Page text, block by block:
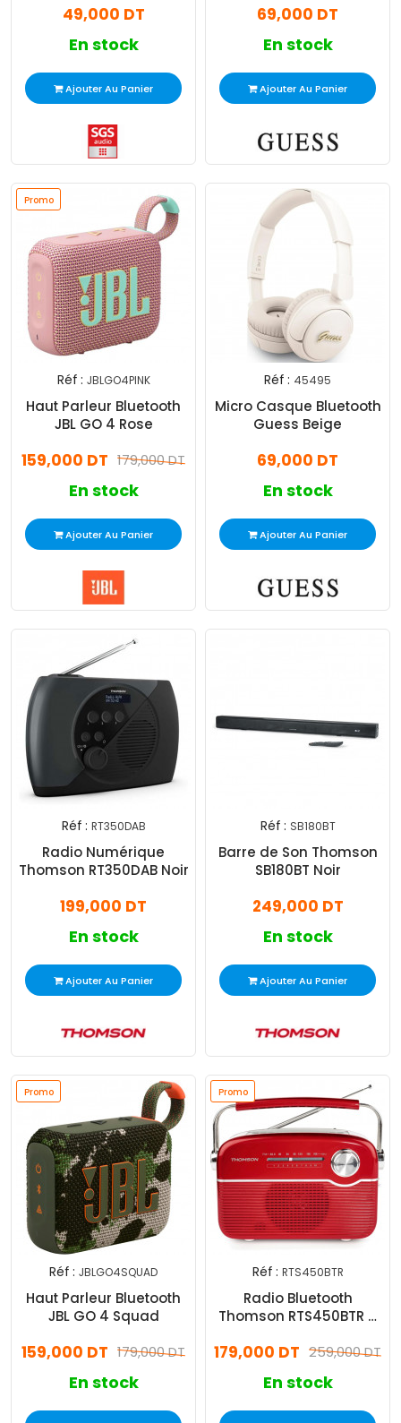
49,000 DT
En stock
Ajouter Au Panier
69,000 DT
En stock
Ajouter Au Panier
Promo
Réf : JBLGO4PINK
Haut Parleur Bluetooth
JBL GO 4 Rose
179,000 DT
159,000 DT
En stock
Ajouter Au Panier
Réf : 45495
Micro Casque Bluetooth
Guess Beige
69,000 DT
En stock
Ajouter Au Panier
Réf : RT350DAB
Radio Numérique
Thomson RT350DAB Noir
199,000 DT
En stock
Ajouter Au Panier
Réf : SB180BT
Barre de Son Thomson
SB180BT Noir
249,000 DT
En stock
Ajouter Au Panier
Promo
Réf : JBLGO4SQUAD
Haut Parleur Bluetooth
JBL GO 4 Squad
179,000 DT
159,000 DT
En stock
Promo
Réf : RTS450BTR
Radio Bluetooth
Thomson RTS450BTR à
259,000 DT
179,000 DT
En stock